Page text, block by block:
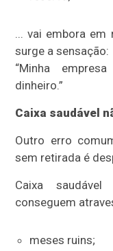
... vai embora em
surge a sensação:
“Minha
dinheiro.”
Caixa saudável
Outro erro
sem retirada é
Caixa
conseguem
meses ruins;